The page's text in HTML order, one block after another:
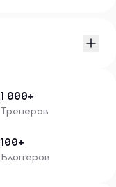
1 000+
Тренеров
100+
Блоггеров